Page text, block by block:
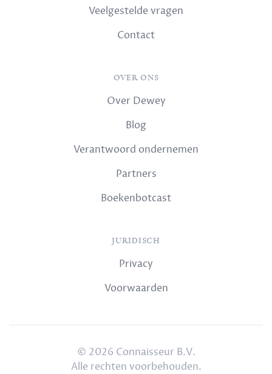
Veelgestelde vragen
Contact
OVER ONS
Over Dewey
Blog
Verantwoord ondernemen
Partners
Boekenbotcast
JURIDISCH
Privacy
Voorwaarden
© 2026 Connaisseur B.V.
Alle rechten voorbehouden.